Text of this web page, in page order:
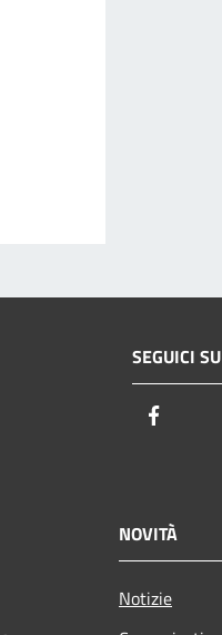
SEGUICI SU
NOVITÀ
Notizie